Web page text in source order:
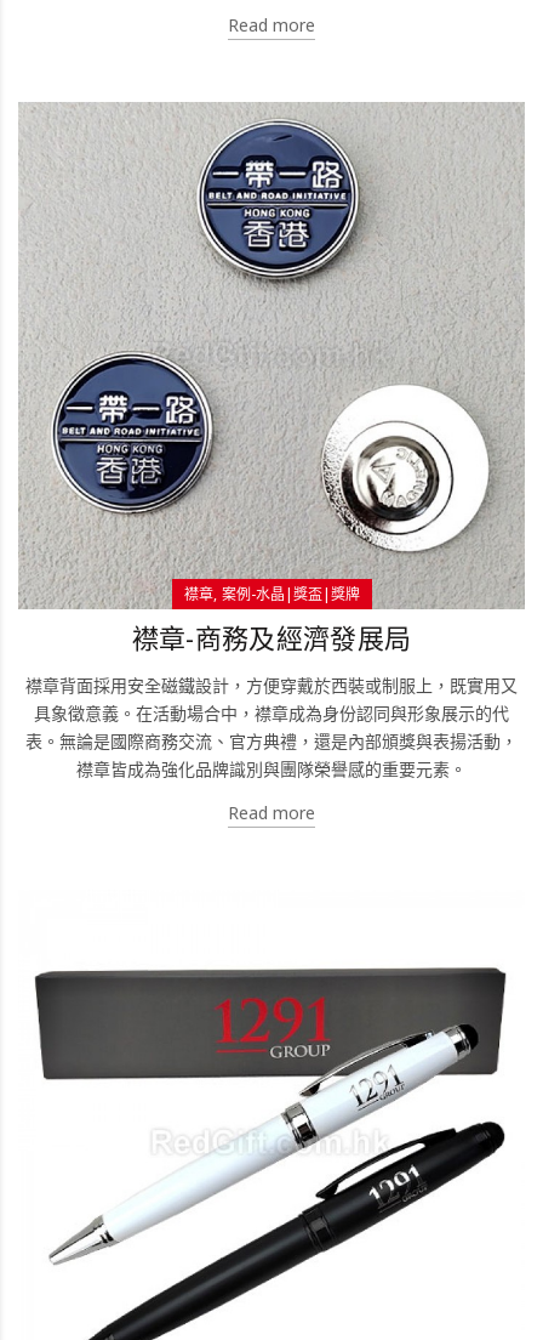
Read more
襟章 案例-水晶|獎盃|獎牌
襟章-商務及經濟發展局
襟章背面採用安全磁鐵設計，方便穿戴於西裝或制服上，既實用又
具象徵意義。在活動場合中，襟章成為身份認同與形象展示的代
表。無論是國際商務交流、官方典禮，還是內部頒獎與表揚活動，
襟章皆成為強化品牌識別與團隊榮譽感的重要元素。
Read more